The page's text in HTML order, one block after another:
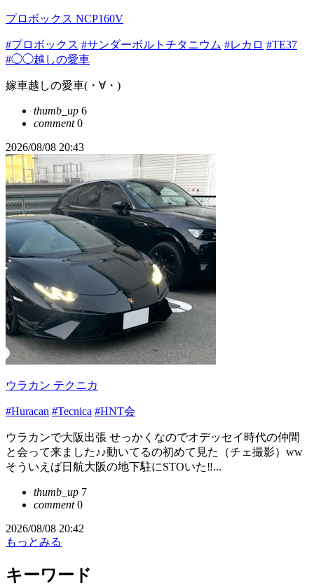
プロボックス NCP160V
#プロボックス #サンダーボルトチタニウム #レカロ #TE37
#◯◯越しの愛車
嫁車越しの愛車(⁠・⁠∀⁠・⁠)
thumb_up 6
comment0
2026/08/08 20:43
ウラカン テクニカ
#Huracan #Tecnica #HNT会
ウラカンで大阪出張 せっかくなのでオデッセイ時代の仲間
と会って来ました♪♪動いてるの初めて見た（チェ撮影）ww
そういえば日航大阪の地下駐にSTOいた‼︎...
thumb_up 7
comment0
2026/08/08 20:42
もっとみる
キーワード